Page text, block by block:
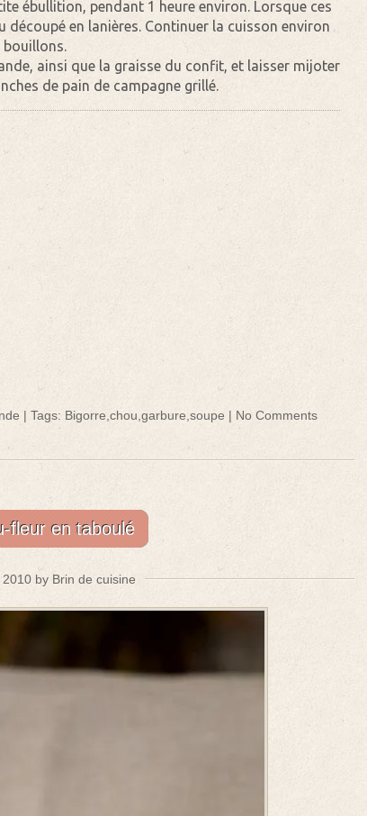
ébullition, pendant 1 heure environ. Lorsque ces
découpé en lanières. Continuer la cuisson environ
ainsi que la graisse du confit, et laisser mijoter
de pain de campagne grillé.
| Tags: Bigorre chou garbure soupe | No Comments
fleur en taboulé
2010 by Brin de cuisine